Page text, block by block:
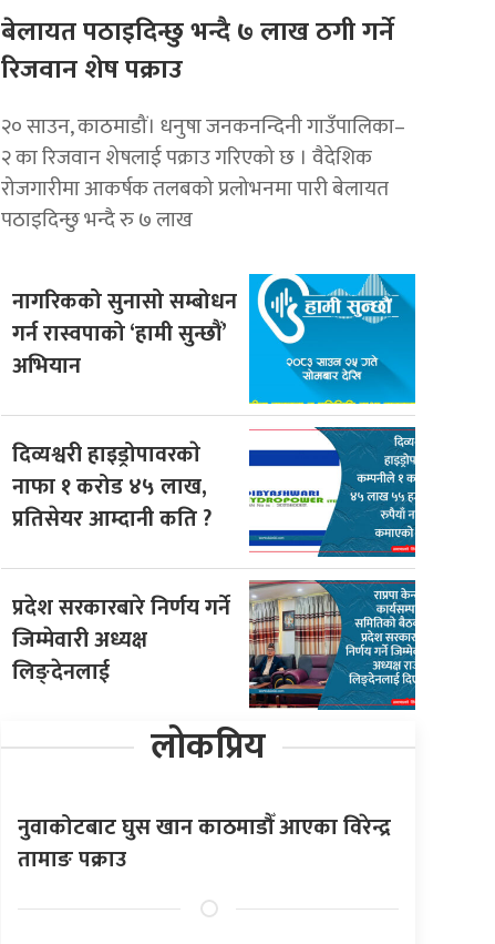
बेलायत पठाइदिन्छु भन्दै ७ लाख ठगी गर्ने
रिजवान शेष पक्राउ
२० साउन, काठमाडौं। धनुषा जनकनन्दिनी गाउँपालिका–
२ का रिजवान शेषलाई पक्राउ गरिएको छ । वैदेशिक
रोजगारीमा आकर्षक तलबको प्रलोभनमा पारी बेलायत
पठाइदिन्छु भन्दै रु ७ लाख
नागरिकको सुनासो सम्बोधन
गर्न रास्वपाको ‘हामी सुन्छौं’
अभियान
दिव्यश्वरी हाइड्रोपावरकाे
नाफा १ करोड ४५ लाख,
प्रतिसेयर आम्दानी कति ?
प्रदेश सरकारबारे निर्णय गर्ने
जिम्मेवारी अध्यक्ष
लिङ्देनलाई
लोकप्रिय
नुवाकोटबाट घुस खान काठमाडौँ आएका विरेन्द्र
तामाङ पक्राउ